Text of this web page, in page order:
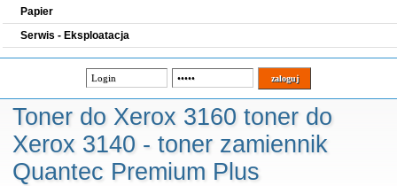
Papier
Serwis - Eksploatacja
Toner do Xerox 3160 toner do
Xerox 3140 - toner zamiennik
Quantec Premium Plus